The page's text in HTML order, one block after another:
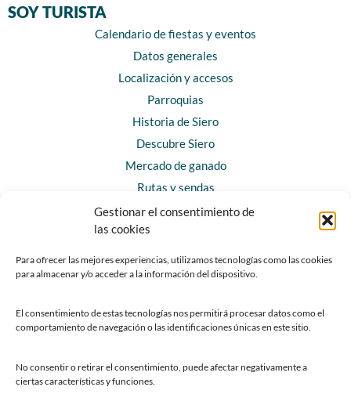
Gestionar el consentimiento de
las cookies
Para ofrecer las mejores experiencias, utilizamos tecnologías como las cookies
para almacenar y/o acceder a la información del dispositivo.
El consentimiento de estas tecnologías nos permitirá procesar datos como el
comportamiento de navegación o las identificaciones únicas en este sitio.
No consentir o retirar el consentimiento, puede afectar negativamente a
ciertas características y funciones.
SOY TURISTA
Calendario de fiestas y eventos
Datos generales
Localización y accesos
Parroquias
Historia de Siero
Descubre Siero
Mercado de ganado
Rutas y sendas
Horarios y contacto
Teléfonos de interés
Chatbot Siero
SEDES ELECTRÓNICAS
Sede del Ayuntamiento de Siero